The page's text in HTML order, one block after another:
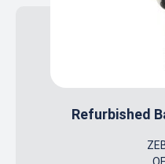
Refurbished